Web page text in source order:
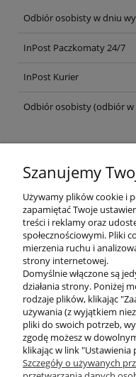
Odbiór osobisty w dniu
InPost Paczkomaty 24/7
InPost Kurier
Odbiór osobisty(odbiór w
Imię lub pseudonim:
Twoja opinia:
Szanujemy
Używamy plików cookie i
zapamiętać Twoje
treści i reklamy oraz
społecznościowymi. Pliki
mierzenia ruchu i
strony internetowej.
Domyślnie włączone są
działania strony. Poniżej
rodzaje plików, klikając
używania (z wyjątkiem
pliki do swoich potrzeb,
zgodę możesz w
klikając w link
Szczegóły o używanych